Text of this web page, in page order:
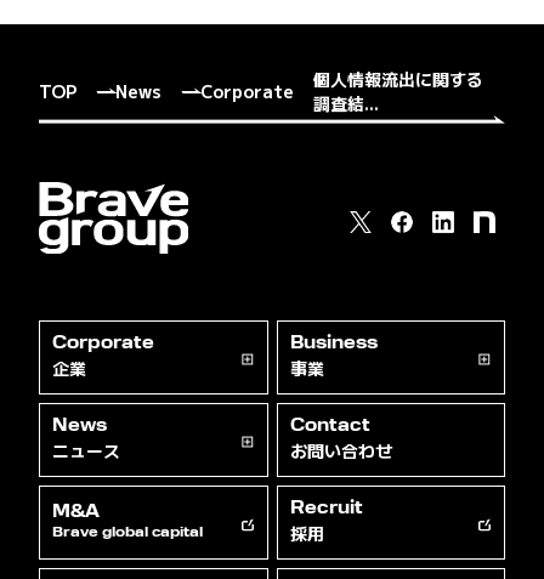
TOP News Corporate
個人情報流出に関する
調査結...
Corporate
企業
Business
事業
News
ニュース
Contact
お問い合わせ
M&A
Brave global capital
Recruit
採用